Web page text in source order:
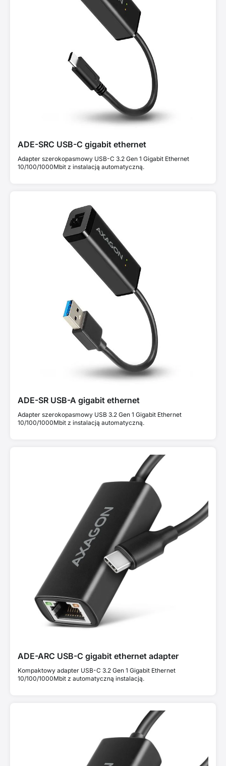
ADE-SRC USB-C gigabit ethernet
Adapter szerokopasmowy USB-C 3.2 Gen 1 Gigabit Ethernet
10/100/1000Mbit z instalacją automatyczną.
ADE-SR USB-A gigabit ethernet
Adapter szerokopasmowy USB 3.2 Gen 1 Gigabit Ethernet
10/100/1000Mbit z instalacją automatyczną.
ADE-ARC USB-C gigabit ethernet adapter
Kompaktowy adapter USB-C 3.2 Gen 1 Gigabit Ethernet
10/100/1000Mbit z automatyczną instalacją.